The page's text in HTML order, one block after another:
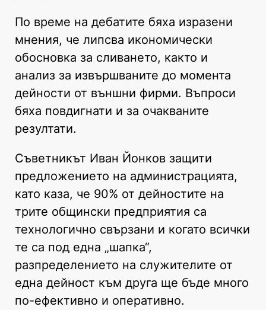
По време на дебатите бяха изразени
мнения, че липсва икономически
обосновка за сливането, както и
анализ за извършваните до момента
дейности от външни фирми. Въпроси
бяха повдигнати и за очакваните
резултати.
Съветникът Иван Йонков защити
предложението на администрацията,
като каза, че 90% от дейностите на
трите общински предприятия са
технологично свързани и когато всички
те са под една „шапка“,
разпределението на служителите от
една дейност към друга ще бъде много
по-ефективно и оперативно.